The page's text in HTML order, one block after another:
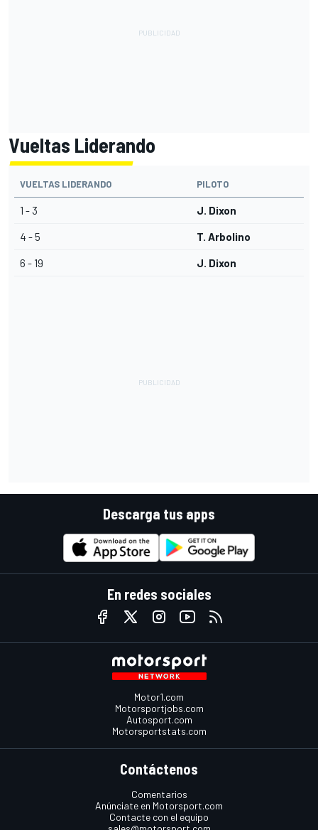
Vueltas Liderando
VUELTAS LIDERANDO PILOTO
1 - 3 J. Dixon
4 - 5 T. Arbolino
6 - 19 J. Dixon
Descarga tus apps
En redes sociales
Motor1.com
Motorsportjobs.com
Autosport.com
Motorsportstats.com
Contáctenos
Comentarios
Anúnciate en Motorsport.com
Contacte con el equipo